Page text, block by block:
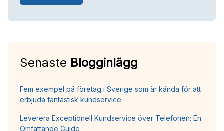
Senaste Blogginlägg
Fem exempel på företag i Sverige som är kända för att
erbjuda fantastisk kundservice
Leverera Exceptionell Kundservice över Telefonen: En
Omfattande Guide